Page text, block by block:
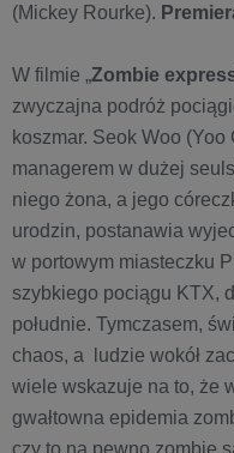
(Mickey Rourke).
W filmie „Zombie
zwyczajna podróż
koszmar. Seok Woo
managerem w dużej
niego żona, a jego
urodzin, postanawia
w portowym miasteczku
szybkiego pociągu KTX,
południe. Tymczasem,
chaos, a ludzie wokół
wiele wskazuje na to, że
gwałtowna epidemia
czy to na pewno zombie